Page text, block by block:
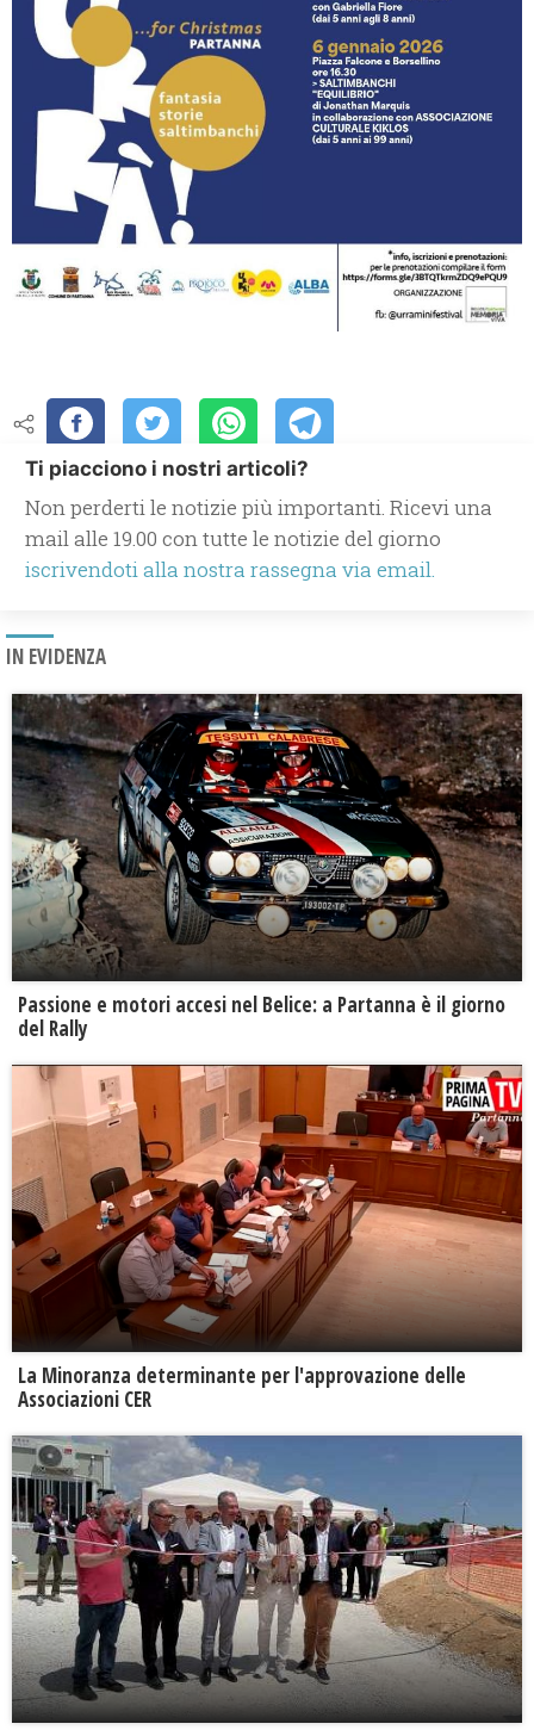
Ti piacciono i nostri articoli?
Non perderti le notizie più importanti. Ricevi una
mail alle 19.00 con tutte le notizie del giorno
iscrivendoti alla nostra rassegna via email.
IN EVIDENZA
Passione e motori accesi nel Belice: a Partanna è il giorno
del Rally
La Minoranza determinante per l'approvazione delle
Associazioni CER